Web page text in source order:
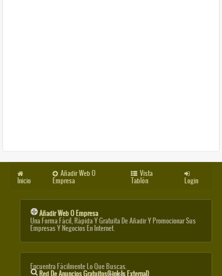
Inicio
Añadir Web O
Empresa
Vista
Tablón Login
Añadir Web O Empresa
Una Forma Fácil, Rápida Y Gratuita De Añadir Y Promocionar Sus
Empresas Y Negocios En Internet.
Encuentra Fácilmente Lo Que Buscas.
Red De Anuncios Gratuitos(link Is External)